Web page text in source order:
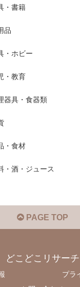
・書籍
品
・ホビー
・教育
器具・食器類
・食材
・酒・ジュース
PAGE TOP
どこどこリサーチ
プラ